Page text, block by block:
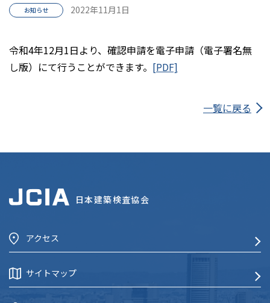
お知らせ 2022年11月1日
令和4年12月1日より、確認申請を電子申請（電子署名無
し版）にて行うことができます。 [PDF]
一覧に戻る
日本建築検査協会
アクセス
サイトマップ